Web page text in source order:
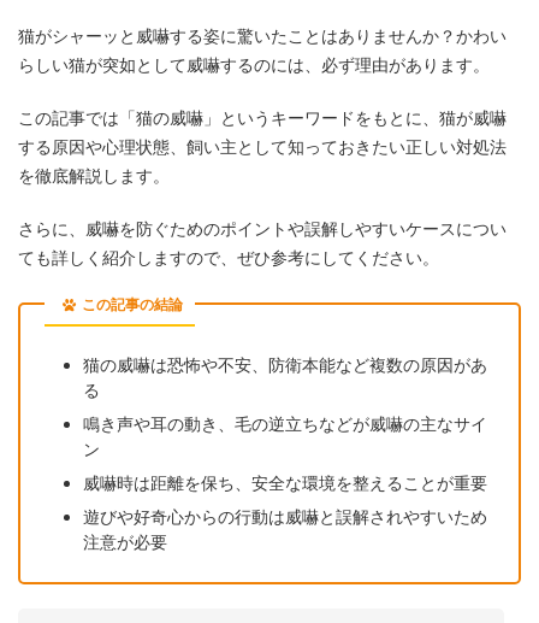
猫がシャーッと威嚇する姿に驚いたことはありませんか？かわい
らしい猫が突如として威嚇するのには、必ず理由があります。
この記事では「猫の威嚇」というキーワードをもとに、猫が威嚇
する原因や心理状態、飼い主として知っておきたい正しい対処法
を徹底解説します。
さらに、威嚇を防ぐためのポイントや誤解しやすいケースについ
ても詳しく紹介しますので、ぜひ参考にしてください。
この記事の結論
猫の威嚇は恐怖や不安、防衛本能など複数の原因があ
る
鳴き声や耳の動き、毛の逆立ちなどが威嚇の主なサイ
ン
威嚇時は距離を保ち、安全な環境を整えることが重要
遊びや好奇心からの行動は威嚇と誤解されやすいため
注意が必要